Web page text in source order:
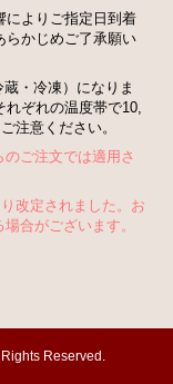
によりご指定日到着
らかじめご了承願い
・冷凍）になりま
ぞれの温度帯で10,
注意ください。
ご注文では適用さ
改定されました。お
合がございます。
Reserved.